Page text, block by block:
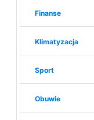
Finanse
Klimatyzacja
Sport
Obuwie